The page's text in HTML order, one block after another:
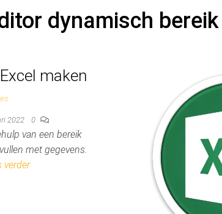
dynamisch bereik
maken
2022 0
van een bereik
met gegevens.
verder